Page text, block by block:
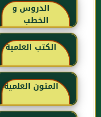
الدروس و
الخطب
الكتب العلمية
المتون العلمية